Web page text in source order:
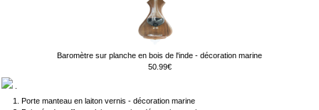
Baromètre sur planche en bois de l'inde - décoration marine
50.99€
Porte manteau en laiton vernis - décoration marine